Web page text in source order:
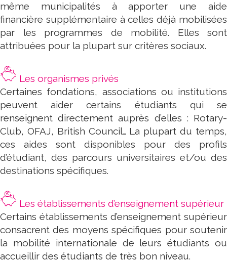
même municipalités à apporter une aide
financière supplémentaire à celles déjà mobilisées
par les programmes de mobilité. Elles sont
attribuées pour la plupart sur critères sociaux.
Les organismes privés
Certaines fondations, associations ou institutions
peuvent aider certains étudiants qui se
renseignent directement auprès d’elles : Rotary-
Club, OFAJ, British Council… La plupart du temps,
ces aides sont disponibles pour des profils
d’étudiant, des parcours universitaires et/ou des
destinations spécifiques.
Les établissements d’enseignement supérieur
Certains établissements d’enseignement supérieur
consacrent des moyens spécifiques pour soutenir
la mobilité internationale de leurs étudiants ou
accueillir des étudiants de très bon niveau.